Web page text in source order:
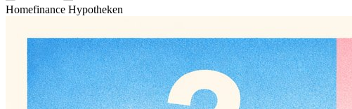
Homefinance Hypotheken